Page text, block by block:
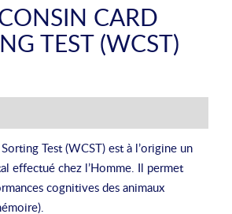
CARD
TEST (WCST)
Test (WCST) est à l’origine un
effectué chez l’Homme. Il permet
cognitives des animaux